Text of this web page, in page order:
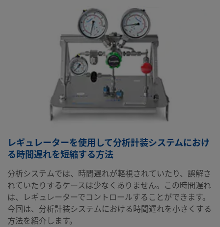
レギュレーターを使用して分析計装システムにおけ
る時間遅れを短縮する方法
分析システムでは、時間遅れが軽視されていたり、誤解さ
れていたりするケースは少なくありません。この時間遅れ
は、レギュレーターでコントロールすることができます。
今回は、分析計装システムにおける時間遅れを小さくする
方法を紹介します。